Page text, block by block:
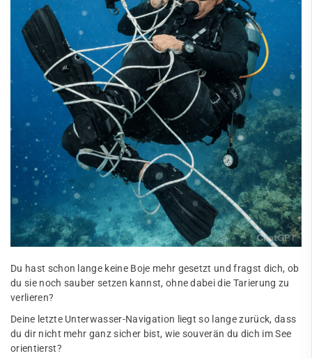
Du hast schon lange keine Boje mehr gesetzt und fragst dich, ob
du sie noch sauber setzen kannst, ohne dabei die Tarierung zu
verlieren?
Deine letzte Unterwasser-Navigation liegt so lange zurück, dass
du dir nicht mehr ganz sicher bist, wie souverän du dich im See
orientierst?